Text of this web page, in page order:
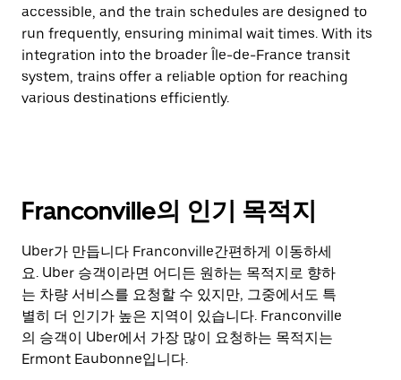
accessible, and the train schedules are designed to
run frequently, ensuring minimal wait times. With its
integration into the broader Île-de-France transit
system, trains offer a reliable option for reaching
various destinations efficiently.
Franconville의 인기 목적지
Uber가 만듭니다 Franconville간편하게 이동하세
요. Uber 승객이라면 어디든 원하는 목적지로 향하
는 차량 서비스를 요청할 수 있지만, 그중에서도 특
별히 더 인기가 높은 지역이 있습니다. Franconville
의 승객이 Uber에서 가장 많이 요청하는 목적지는
Ermont Eaubonne입니다.